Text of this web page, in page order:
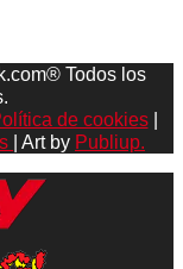
Todos los
de cookies|
| Art by Publiup.